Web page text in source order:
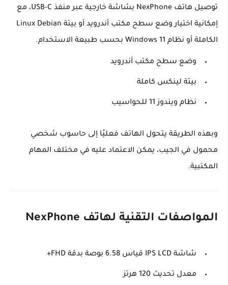
توصيل هاتف NexPhone بشاشة خارجية عبر منفذ USB-C، مع
إمكانية اختيار وضع سطح مكتب أندرويد أو بيئة Linux Debian
الكاملة أو نظام Windows 11 بحسب طبيعة الاستخدام.
وضع سطح مكتب أندرويد
بيئة لينكس كاملة
نظام ويندوز 11 للحواسيب
وبهذه الطريقة يتحول الهاتف فعليًا إلى حاسوب شخصي
محمول في الجيب، يمكن الاعتماد عليه في مختلف المهام
المكتبية.
المواصفات التقنية لهاتف NexPhone
شاشة IPS LCD قياس 6.58 بوصة بدقة FHD+
معدل تحديث 120 هرتز